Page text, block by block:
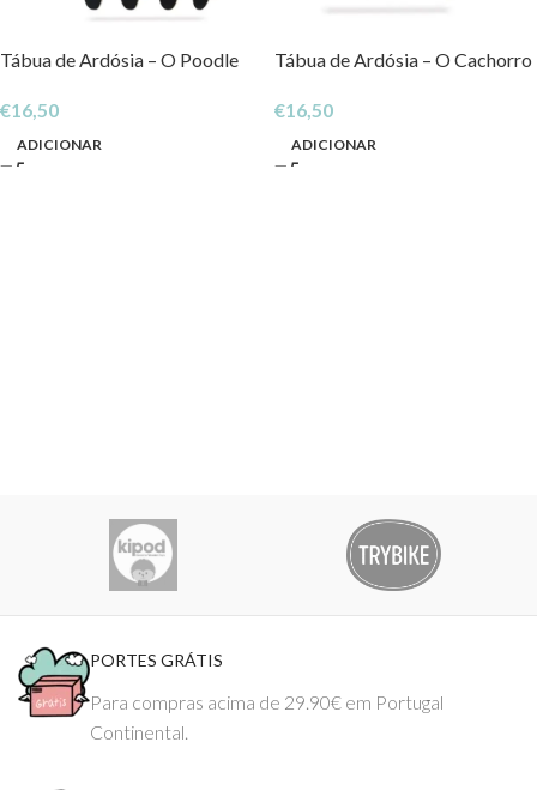
Tábua de Ardósia – O Poodle
€16,50
ADICIONAR
Tábua de Ardósia – O Cachorro
€16,50
ADICIONAR
PORTES GRÁTIS
Para compras acima de 29.90€ em Portugal
Continental.